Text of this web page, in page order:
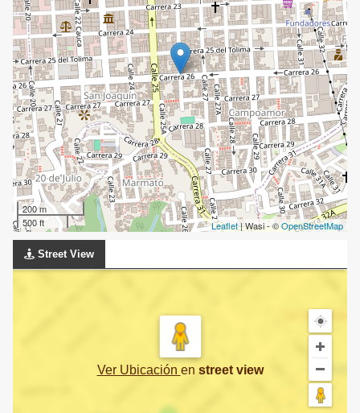
200 m
500 ft
Leaflet| Wasi - ©OpenStreetMap
Street View
Ver Ubicación en street view